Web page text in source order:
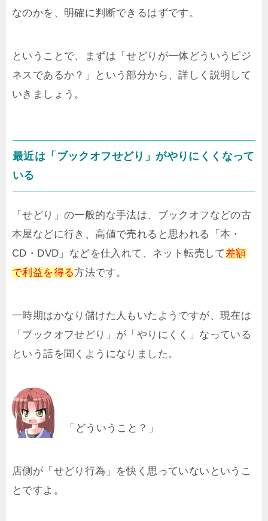
なのかを、明確に判断できるはずです。
ということで、まずは「せどりが一体どういうビジ
ネスであるか？」という部分から、詳しく説明して
いきましょう。
最近は「ブックオフせどり」がやりにくくなって
いる
「せどり」の一般的な手法は、ブックオフなどの古
本屋などに行き、高値で売れると思われる「本・
CD・DVD」などを仕入れて、ネット転売して 差額
で利益を得る方法です。
一時期はかなり儲けた人もいたようですが、現在は
「ブックオフせどり」が「やりにくく」なっている
という話を聞くようになりました。
「どういうこと？」
店側が「せどり行為」を快く思っていないというこ
とですよ。